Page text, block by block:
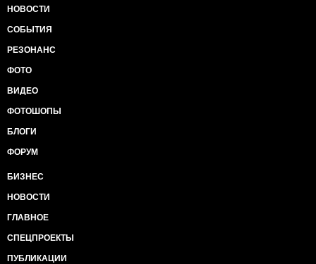
НОВОСТИ
СОБЫТИЯ
РЕЗОНАНС
ФОТО
ВИДЕО
ФОТОШОПЫ
БЛОГИ
ФОРУМ
БИЗНЕС
НОВОСТИ
ГЛАВНОЕ
СПЕЦПРОЕКТЫ
ПУБЛИКАЦИИ